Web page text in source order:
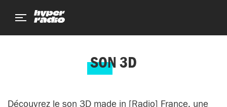
SON 3D
Découvrez le son 3D made in [Radio] France, une